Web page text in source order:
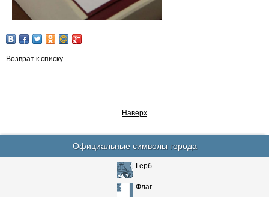
Возврат к списку
Наверх
Официальные символы города
Герб
Флаг